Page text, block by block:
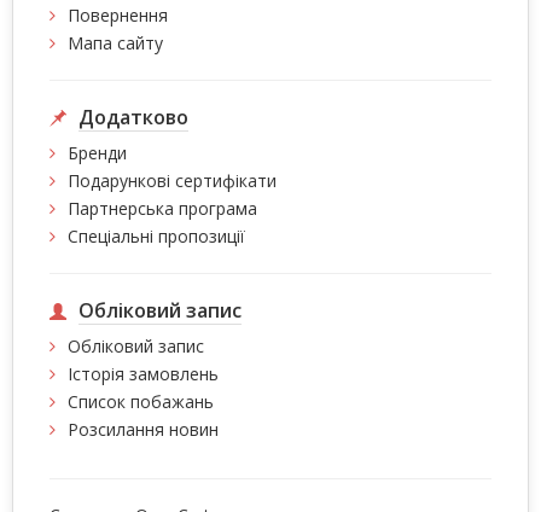
Повернення
Мапа сайту
Додатково
Бренди
Подарункові сертифікати
Партнерська програма
Спеціальні пропозиції
Обліковий запис
Обліковий запис
Історія замовлень
Список побажань
Розсилання новин